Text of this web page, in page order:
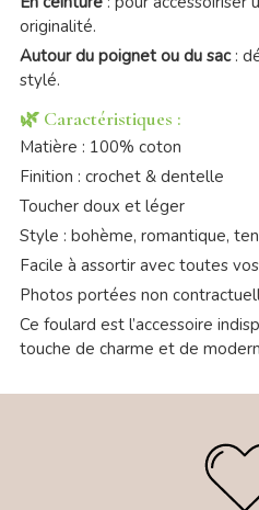
originalité.
Autour du poignet ou du sac:
stylé.
🌿 Caractéristiques :
Matière : 100% coton
Finition : crochet & dentelle
Toucher doux et léger
Style : bohème, romantique,
Facile à assortir avec toutes
Photos portées non
Ce foulard est l’accessoire
touche de charme et de